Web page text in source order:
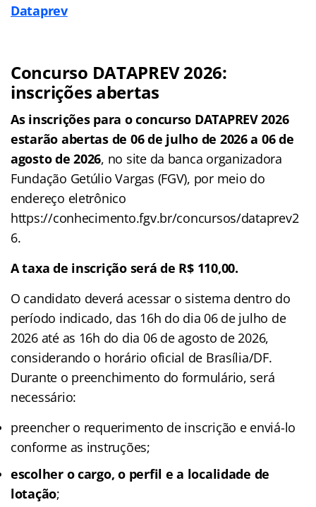
Dataprev
Concurso DATAPREV 2026:
inscrições abertas
As inscrições para o concurso DATAPREV 2026
estarão abertas de 06 de julho de 2026 a 06 de
agosto de 2026, no site da banca organizadora
Fundação Getúlio Vargas (FGV), por meio do
endereço eletrônico
https://conhecimento.fgv.br/concursos/dataprev2
6.
A taxa de inscrição será de R$ 110,00.
O candidato deverá acessar o sistema dentro do
período indicado, das 16h do dia 06 de julho de
2026 até as 16h do dia 06 de agosto de 2026,
considerando o horário oficial de Brasília/DF.
Durante o preenchimento do formulário, será
necessário:
preencher o requerimento de inscrição e enviá-lo
conforme as instruções;
escolher o cargo, o perfil e a localidade de
lotação;